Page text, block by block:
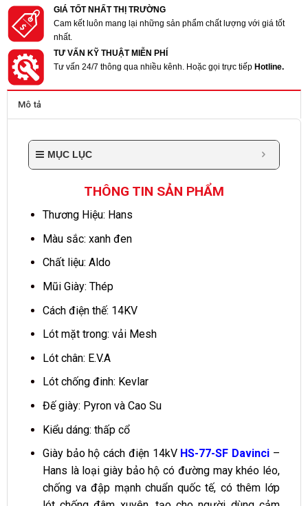
GIÁ TỐT NHẤT THỊ TRƯỜNG
Cam kết luôn mang lại những sản phẩm chất lượng với giá tốt
nhất.
TƯ VẤN KỸ THUẬT MIỄN PHÍ
Tư vấn 24/7 thông qua nhiều kênh. Hoặc gọi trực tiếp Hotline.
Mô tả
MỤC LỤC
THÔNG TIN SẢN PHẨM
Thương Hiệu: Hans
Màu sắc: xanh đen
Chất liệu: Aldo
Mũi Giày: Thép
Cách điện thế: 14KV
Lót mặt trong: vải Mesh
Lót chân: E.V.A
Lót chống đinh: Kevlar
Đế giày: Pyron và Cao Su
Kiểu dáng: thấp cổ
Giày bảo hộ cách điện 14kV HS-77-SF Davinci –
Hans là loại giày bảo hộ có đường may khéo léo,
chống va đập mạnh chuẩn quốc tế, có thêm lớp